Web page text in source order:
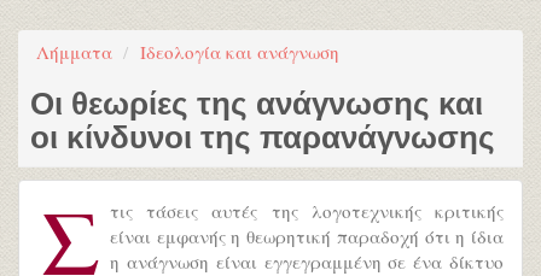
Λήμματα Ιδεολογία και ανάγνωση
Οι θεωρίες της ανάγνωσης και
οι κίνδυνοι της παρανάγνωσης
Σ τις τάσεις αυτές της λογοτεχνικής κριτικής
είναι εμφανής η θεωρητική παραδοχή ότι η ίδια
η ανάγνωση είναι εγγεγραμμένη σε ένα δίκτυο